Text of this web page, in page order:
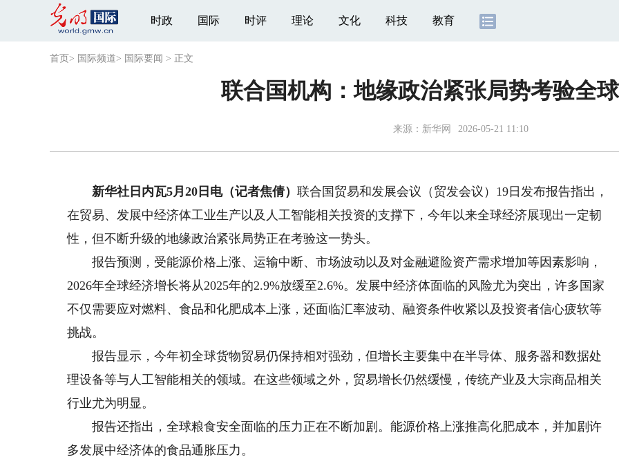
时政 国际 时评 理论 文化 科技 教育
首页 > 国际频道> 国际要闻 > 正文
联合国机构：地缘政治紧张局势考验全
来源： 新华网 2026-05-21 11:10
新华社日内瓦5月20日电（记者焦倩）联合国贸易和发展会议（贸发会议）19日发布报告指出，
在贸易、发展中经济体工业生产以及人工智能相关投资的支撑下，今年以来全球经济展现出一定韧
性，但不断升级的地缘政治紧张局势正在考验这一势头。
报告预测，受能源价格上涨、运输中断、市场波动以及对金融避险资产需求增加等因素影响，
2026年全球经济增长将从2025年的2.9%放缓至2.6%。发展中经济体面临的风险尤为突出，许多国家
不仅需要应对燃料、食品和化肥成本上涨，还面临汇率波动、融资条件收紧以及投资者信心疲软等
挑战。
报告显示，今年初全球货物贸易仍保持相对强劲，但增长主要集中在半导体、服务器和数据处
理设备等与人工智能相关的领域。在这些领域之外，贸易增长仍然缓慢，传统产业及大宗商品相关
行业尤为明显。
报告还指出，全球粮食安全面临的压力正在不断加剧。能源价格上涨推高化肥成本，并加剧许
多发展中经济体的食品通胀压力。